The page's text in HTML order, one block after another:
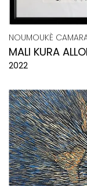
NOUMOUKÈ
MALI KURA
2022